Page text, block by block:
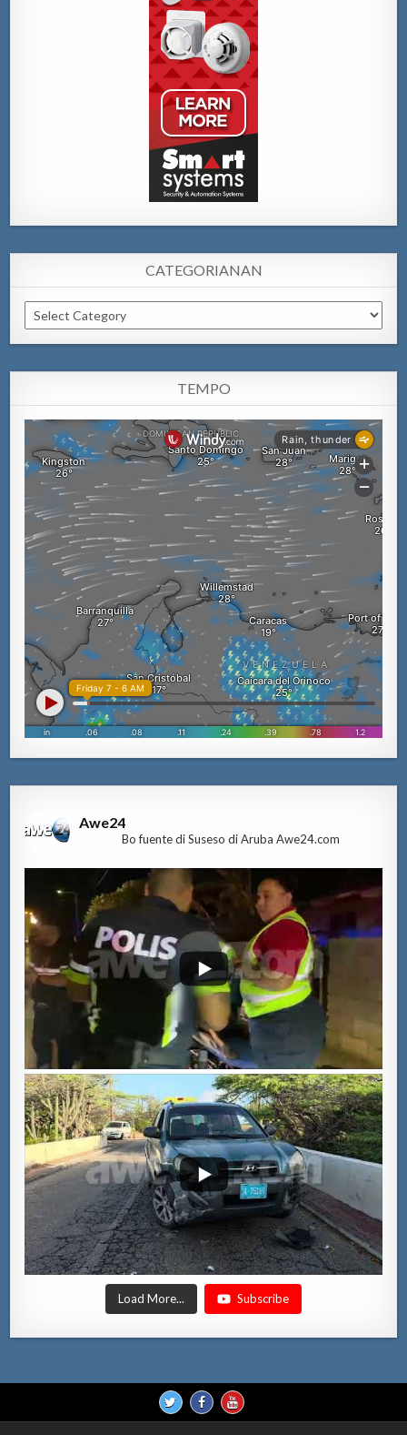
CATEGORIANAN
Categorianan
TEMPO
Awe24
Bo fuente di Suseso di Aruba Awe24.com
Load More... Subscribe